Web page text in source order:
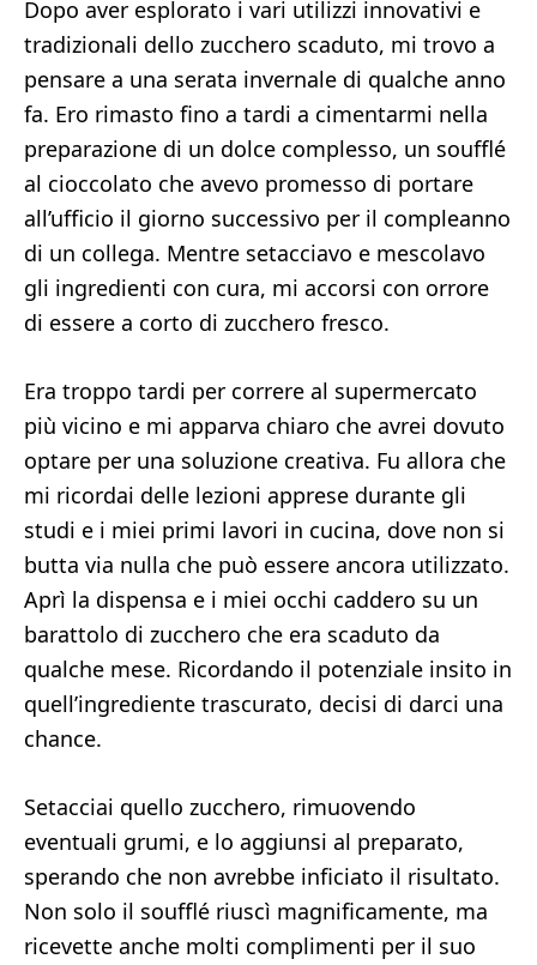
Dopo aver esplorato i vari utilizzi innovativi e
tradizionali dello zucchero scaduto, mi trovo a
pensare a una serata invernale di qualche anno
fa. Ero rimasto fino a tardi a cimentarmi nella
preparazione di un dolce complesso, un soufflé
al cioccolato che avevo promesso di portare
all’ufficio il giorno successivo per il compleanno
di un collega. Mentre setacciavo e mescolavo
gli ingredienti con cura, mi accorsi con orrore
di essere a corto di zucchero fresco.
Era troppo tardi per correre al supermercato
più vicino e mi apparva chiaro che avrei dovuto
optare per una soluzione creativa. Fu allora che
mi ricordai delle lezioni apprese durante gli
studi e i miei primi lavori in cucina, dove non si
butta via nulla che può essere ancora utilizzato.
Aprì la dispensa e i miei occhi caddero su un
barattolo di zucchero che era scaduto da
qualche mese. Ricordando il potenziale insito in
quell’ingrediente trascurato, decisi di darci una
chance.
Setacciai quello zucchero, rimuovendo
eventuali grumi, e lo aggiunsi al preparato,
sperando che non avrebbe inficiato il risultato.
Non solo il soufflé riuscì magnificamente, ma
ricevette anche molti complimenti per il suo